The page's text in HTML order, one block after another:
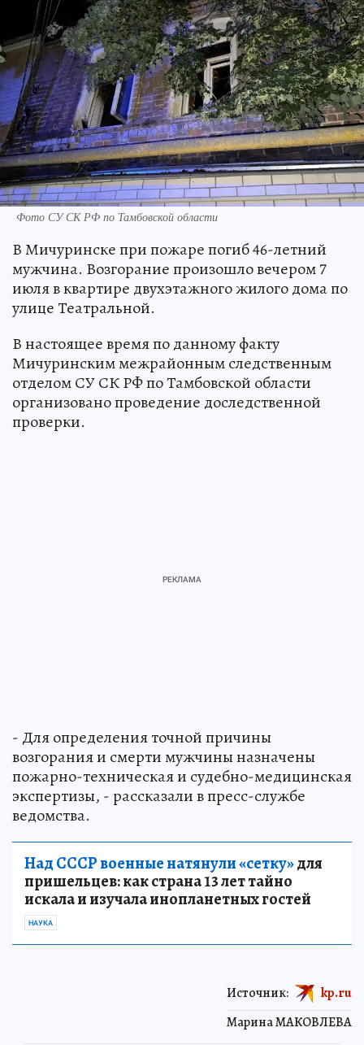
Фото СУ СК РФ по Тамбовской области
В Мичуринске при пожаре погиб 46-летний
мужчина. Возгорание произошло вечером 7
июля в квартире двухэтажного жилого дома по
улице Театральной.
В настоящее время по данному факту
Мичуринским межрайонным следственным
отделом СУ СК РФ по Тамбовской области
организовано проведение доследственной
проверки.
- Для определения точной причины
возгорания и смерти мужчины назначены
пожарно-техническая и судебно-медицинская
экспертизы, - рассказали в пресс-службе
ведомства.
Над СССР военные натянули «сетку»для
пришельцев: как страна 13 лет тайно
искала и изучала инопланетных гостей
НАУКА
Марина МАКОВЛЕВА
Источник: kp.ru